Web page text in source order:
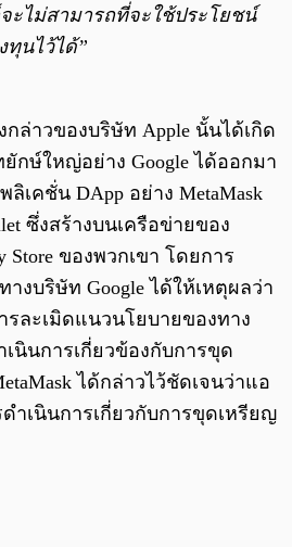
ะไม่สามารถที่จะใช้ประโยชน์
ทุนไว้ได้”
ล่าวของบริษัท Apple นั้นได้เกิด
กษ์ใหญ่อย่าง Google ได้ออกมา
เคชั่น DApp อย่าง MetaMask
ซึ่งสร้างบนเครือข่ายของ
Store ของพวกเขา โดยการ
งบริษัท Google ได้ให้เหตุผลว่า
รละเมิดแนวนโยบายของทาง
เนินการเกี่ยวข้องกับการขุด
ได้กล่าวไว้ชัดเจนว่าแอ
ำเนินการเกี่ยวกับการขุดเหรียญ